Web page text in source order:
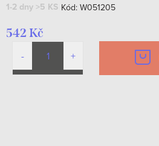
1-2 dny >5 KS Kód: W051205
542 Kč